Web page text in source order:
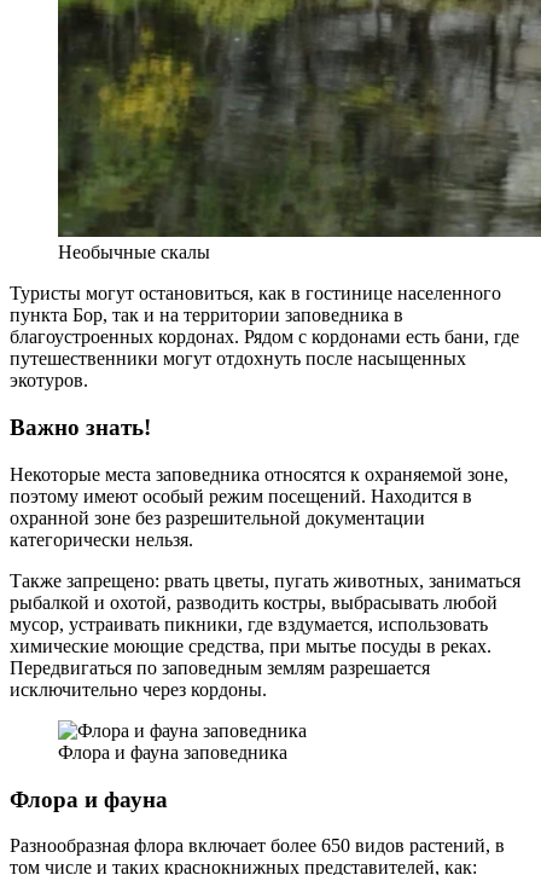
Необычные скалы
Туристы могут остановиться, как в гостинице населенного
пункта Бор, так и на территории заповедника в
благоустроенных кордонах. Рядом с кордонами есть бани, где
путешественники могут отдохнуть после насыщенных
экотуров.
Важно знать!
Некоторые места заповедника относятся к охраняемой зоне,
поэтому имеют особый режим посещений. Находится в
охранной зоне без разрешительной документации
категорически нельзя.
Также запрещено: рвать цветы, пугать животных, заниматься
рыбалкой и охотой, разводить костры, выбрасывать любой
мусор, устраивать пикники, где вздумается, использовать
химические моющие средства, при мытье посуды в реках.
Передвигаться по заповедным землям разрешается
исключительно через кордоны.
Флора и фауна заповедника
Флора и фауна
Разнообразная флора включает более 650 видов растений, в
том числе и таких краснокнижных представителей, как: